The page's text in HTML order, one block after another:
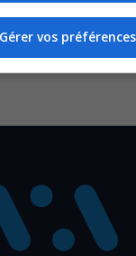
MÉDIAS, C’EST
ET NOTRE
Gérer vos préférences